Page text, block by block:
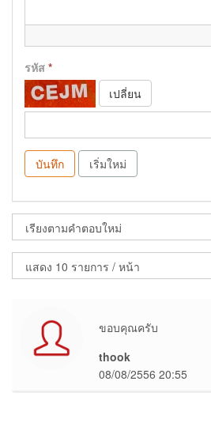
รหัส *
เปลี่ยน
บันทึก เริ่มใหม่
ขอบคุณครับ
thook
08/08/2556 20:55